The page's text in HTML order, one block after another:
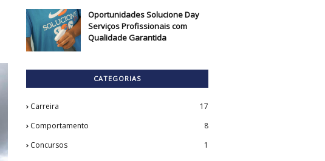
Oportunidades Solucione Day
Serviços Profissionais com
Qualidade Garantida
CATEGORIAS
Carreira
17
Comportamento
8
Concursos
1